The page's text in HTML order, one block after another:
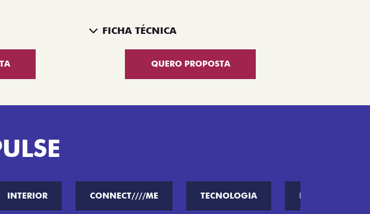
FICHA TÉCNICA
QUERO PROPOSTA
INTERIOR CONNECT////ME TECNOLOGIA PERFORMANCE